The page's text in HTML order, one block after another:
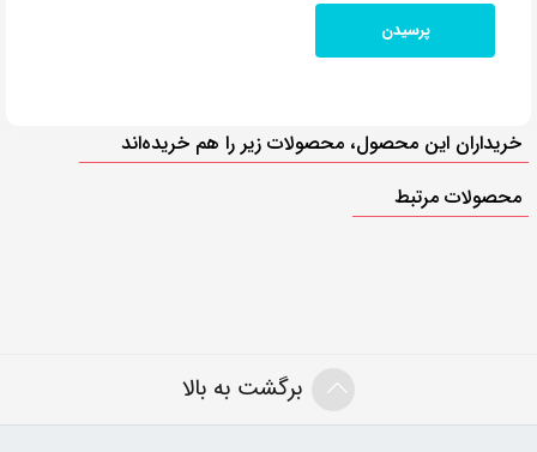
خریداران این محصول، محصولات زیر را هم خریده‌اند
محصولات مرتبط
برگشت به بالا